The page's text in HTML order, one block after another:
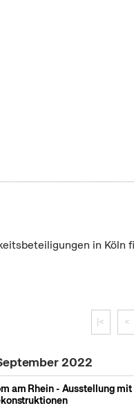
in Köln
|< <
2022
am Rhein - Ausstellung